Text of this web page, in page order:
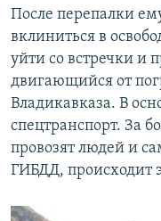
После перепалки
вклиниться в
уйти со встречки и
двигающийся от
Владикавказа. В
спецтранспорт. За
провозят людей и
ГИБДД, происходит